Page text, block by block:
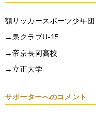
額サッカースポーツ少年団
→泉クラブU-15
→帝京長岡高校
→立正大学
サポーターへのコメント